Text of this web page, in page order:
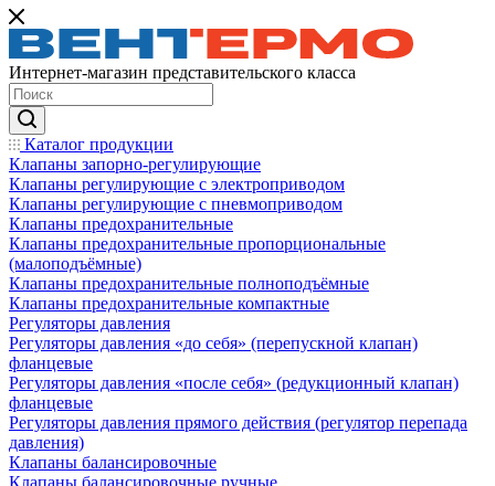
Интернет-магазин представительского класса
Каталог продукции
Клапаны запорно-регулирующие
Клапаны регулирующие с электроприводом
Клапаны регулирующие с пневмоприводом
Клапаны предохранительные
Клапаны предохранительные пропорциональные
(малоподъёмные)
Клапаны предохранительные полноподъёмные
Клапаны предохранительные компактные
Регуляторы давления
Регуляторы давления «до себя» (перепускной клапан)
фланцевые
Регуляторы давления «после себя» (редукционный клапан)
фланцевые
Регуляторы давления прямого действия (регулятор перепада
давления)
Клапаны балансировочные
Клапаны балансировочные ручные